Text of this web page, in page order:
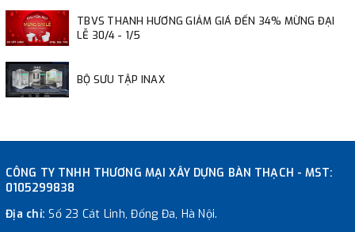
TBVS THANH HƯƠNG GIẢM GIÁ ĐẾN 34% MỪNG ĐẠI
LỄ 30/4 - 1/5
BỘ SƯU TẬP INAX
CÔNG TY TNHH THƯƠNG MẠI XÂY DỰNG BÀN THẠCH - MST:
0105299838
Địa chỉ:Số 23 Cát Linh, Đống Đa, Hà Nội.